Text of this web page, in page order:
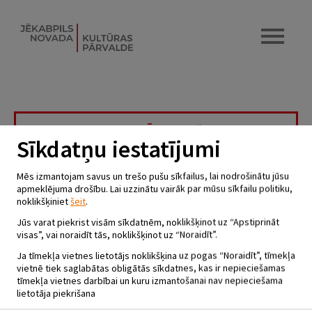
STAND UP KOMĒDIJA “LIELS
PUIKA”
Krustpils kultūras centrs
Komiķis Jānis Kreičmanis nodod skatītājiem savu jauno
stand-
komēdijas izrādi Liels puika. Šī ir viņa otrā solo izrāde un pirmā
tūre pa Latviju.
Jānis ar komēdiju nodarbojas kopš 2016. gada un irComedy
Latviasastāvā jau 5 gadus. Gada sākumā notikušajā apbalvošanas
ceremonijāGrābeklis
komiķiem, iegūstot tituluComedy Latvia Gada Komiķis.
Sīkdatņu iestatījumi
Mēs izmantojam savus un trešo pušu sīkfailus, lai nodrošinātu jūsu
apmeklējuma drošību. Lai uzzinātu vairāk par mūsu sīkfailu politiku,
noklikšķinietšeit.
Jūs varat piekrist visām sīkdatnēm, noklikšķinot uz “Apstiprināt
visas”, vai noraidīt tās, noklikšķinot uz “Noraidīt”.
Ja tīmekļa vietnes lietotājs noklikšķina uz pogas “Noraidīt”, tīmekļa
vietnē tiek saglabātas obligātās sīkdatnes, kas ir nepieciešamas
tīmekļa vietnes darbībai un kuru izmantošanai nav nepieciešama
lietotāja piekrišana